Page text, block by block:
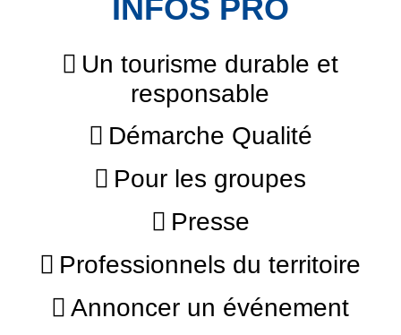
INFOS PRO
Un tourisme durable et
responsable
Démarche Qualité
Pour les groupes
Presse
Professionnels du territoire
Annoncer un événement